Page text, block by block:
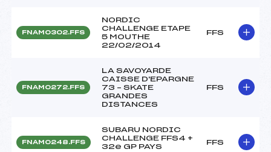
FNAM0302.FFS
NORDIC
CHALLENGE ETAPE
5 MOUTHE
22/02/2014
FFS
FNAM0272.FFS
LA SAVOYARDE
CAISSE D'EPARGNE
73 – SKATE
GRANDES
DISTANCES
FFS
FNAM0248.FFS
SUBARU NORDIC
CHALLENGE FFS4 +
32e GP PAYS
FFS